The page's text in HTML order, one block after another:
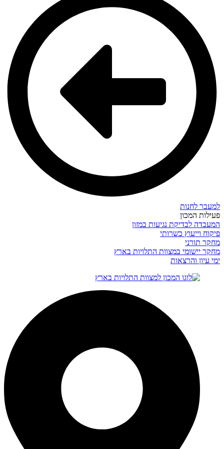
למעבר לחנות
פעילות המכון
המעבדה לבדיקת נגיעות במזון
פיקוח וייעוץ כשרותי
מחקר תורני
מחקר יישומי במצוות התלויות בארץ
ימי עיון והרצאות